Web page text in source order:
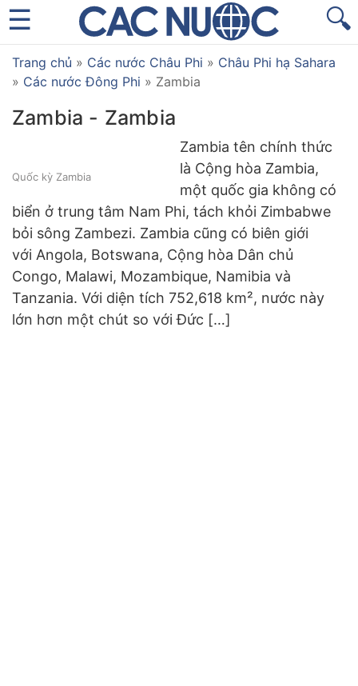
🔍
Trang chủ » Các nước Châu Phi » Châu Phi hạ Sahara
» Các nước Đông Phi » Zambia
Zambia - Zambia
Quốc kỳ Zambia
Zambia tên chính thức
là Cộng hòa Zambia,
một quốc gia không có
biển ở trung tâm Nam Phi, tách khỏi Zimbabwe
bỏi sông Zambezi. Zambia cũng có biên giới
với Angola, Botswana, Cộng hòa Dân chủ
Congo, Malawi, Mozambique, Namibia và
Tanzania. Với diện tích 752,618 km², nước này
lớn hơn một chút so với Đức […]